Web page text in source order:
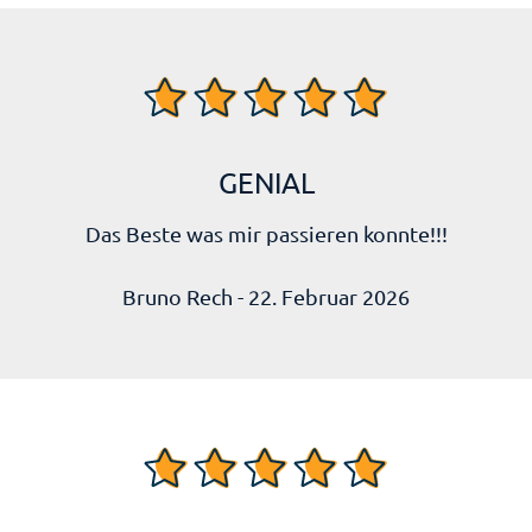
GENIAL
Das Beste was mir passieren konnte!!!
Bruno Rech - 22. Februar 2026